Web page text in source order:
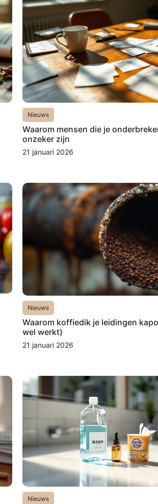
Nieuws
Waarom mensen die je
onzeker zijn
21 januari 2026
Nieuws
Waarom koffiedik je leidingen
wel werkt)
21 januari 2026
Nieuws